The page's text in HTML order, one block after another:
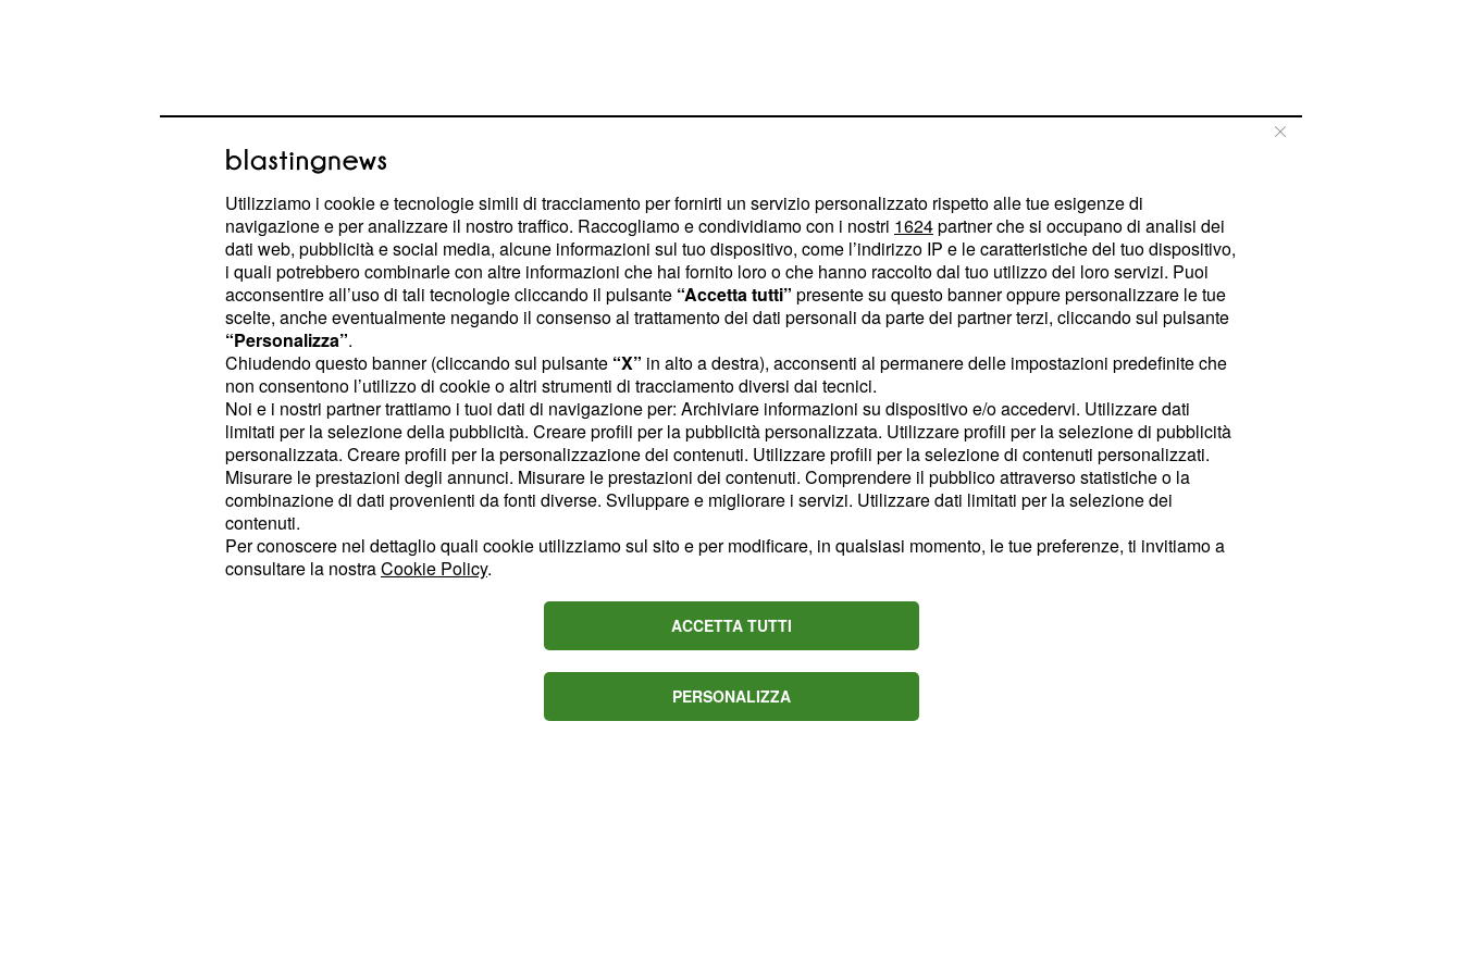
Ma anche in molteplici altri ambiti sarete destinati a
primeggiare, con la vostra amica Luna nel segno in grande
spolvero. Parlando di coppia, vi impegnerete a consolidare i
legami affettivi, risolvendo eventuali questioni irrisolte. Una
volta ristabilita l'intesa, godrete di una complicità rinnovata.
Fate attenzione però a non lasciarvi distrarre dal vostro
fascino (troppo) sensuale, il che potrebbe attirare
l'attenzione di altri single. Vi concederete incontri leggeri e
spensierati, ma state attenti a non fare promesse che non
potete mantenere. Nel lavoro, la settimana si preannuncia
compiti con serenità, ottenendo risultati soddisfacenti.
Utilizziamo i cookie e tecnologie simili di tracciamento per fornirti un servizio personalizzato rispetto alle tue esigenze di
navigazione e per analizzare il nostro traffico. Raccogliamo e condividiamo con i nostri 1624partner che si occupano di analisi dei
dati web, pubblicità e social media, alcune informazioni sul tuo dispositivo, come l’indirizzo IP e le caratteristiche del tuo dispositivo,
i quali potrebbero combinarle con altre informazioni che hai fornito loro o che hanno raccolto dal tuo utilizzo dei loro servizi. Puoi
acconsentire all’uso di tali tecnologie cliccando il pulsante “Accetta tutti” presente su questo banner oppure personalizzare le tue
scelte, anche eventualmente negando il consenso al trattamento dei dati personali da parte dei partner terzi, cliccando sul pulsante
“Personalizza”.
Chiudendo questo banner (cliccando sul pulsante “X” in alto a destra), acconsenti al permanere delle impostazioni predefinite che
non consentono l’utilizzo di cookie o altri strumenti di tracciamento diversi dai tecnici.
Noi e i nostri partner trattiamo i tuoi dati di navigazione per: Archiviare informazioni su dispositivo e/o accedervi. Utilizzare dati
limitati per la selezione della pubblicità. Creare profili per la pubblicità personalizzata. Utilizzare profili per la selezione di pubblicità
personalizzata. Creare profili per la personalizzazione dei contenuti. Utilizzare profili per la selezione di contenuti personalizzati.
Misurare le prestazioni degli annunci. Misurare le prestazioni dei contenuti. Comprendere il pubblico attraverso statistiche o la
combinazione di dati provenienti da fonti diverse. Sviluppare e migliorare i servizi. Utilizzare dati limitati per la selezione dei
contenuti.
Per conoscere nel dettaglio quali cookie utilizziamo sul sito e per modificare, in qualsiasi momento, le tue preferenze, ti invitiamo a
consultare la nostraCookie Policy.
ACCETTA TUTTI
PERSONALIZZA